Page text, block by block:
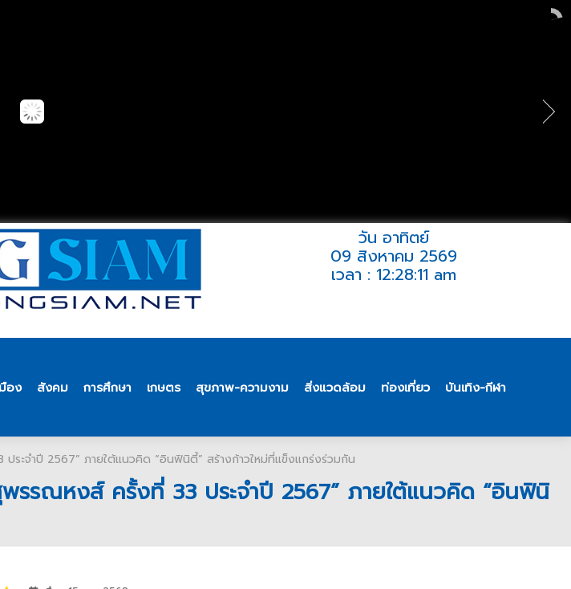
วัน อาทิตย์
09 สิงหาคม 2569
เวลา : 12:28:11 am
อง สังคม การศึกษา เกษตร สุขภาพ-ความงาม สิ่งแวดล้อม ท่องเที่ยว บันเทิง-กีฬา
ะจำปี 2567” ภายใต้แนวคิด “อินฟินิตี้” สร้างก้าวใหม่ที่แข็งแกร่งร่วมกัน
รรณหงส์ ครั้งที่ 33 ประจำปี 2567” ภายใต้แนวคิด “อินฟินิ